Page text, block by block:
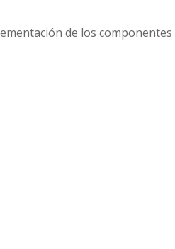
de los componentes